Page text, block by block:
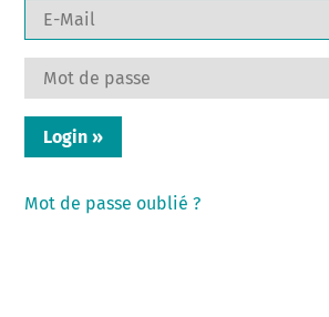
Mot de passe oublié ?